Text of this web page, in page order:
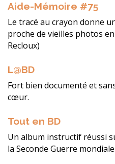
Aide-Mémoire #75
Le tracé au crayon donne
proche de vieilles photos
Recloux)
L@BD
Fort bien documenté et
cœur.
Tout en BD
Un album instructif réussi
la Seconde Guerre